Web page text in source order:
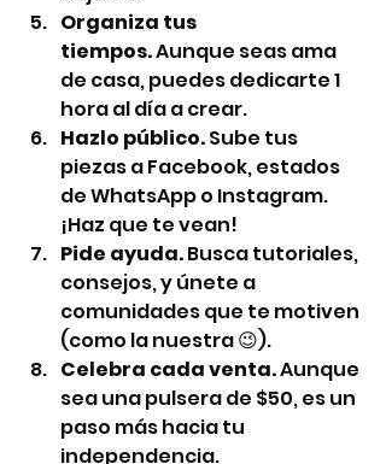
Organiza tus
tiempos. Aunque seas ama
de casa, puedes dedicarte 1
hora al día a crear.
Hazlo público. Sube tus
piezas a Facebook, estados
de WhatsApp o Instagram.
¡Haz que te vean!
Pide ayuda. Busca tutoriales,
consejos, y únete a
comunidades que te motiven
(como la nuestra 😉).
Celebra cada venta. Aunque
sea una pulsera de $50, es un
paso más hacia tu
independencia.